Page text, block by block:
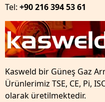
Tel: +90 216 394 53 61
Kasweld bir Güneş Gaz
Ürünlerimiz TSE, CE, Pi,
olarak üretilmektedir.